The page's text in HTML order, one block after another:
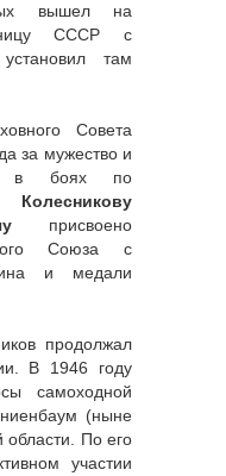
вышел на
СССР с
там
Совета
за мужество и
в боях по
Колесникову
присвоено
Союза с
и медали
продолжал
В 1946 году
самоходной
(ныне
области. По его
участии